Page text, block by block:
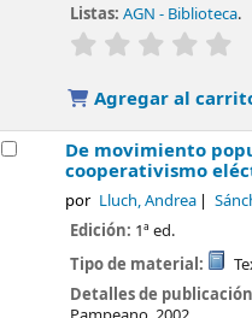
Listas: AGN - Biblioteca.
valoración
Agregar al
De movimiento
cooperativismo
por Lluch, Andrea
Edición: 1ª ed.
Tipo de material:
Detalles de